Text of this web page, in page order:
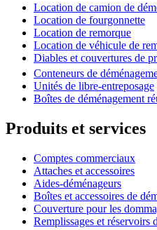
Location de camion de
Location de fourgonnette
Location de remorque
Location de véhicule de
Diables et couvertures de
Conteneurs de
Unités de libre-entreposage
Boîtes de déménagement
Produits et services
Comptes commerciaux
Attaches et accessoires
Aides-déménageurs
Boîtes et accessoires de
Couverture pour les
Remplissages et réservoirs